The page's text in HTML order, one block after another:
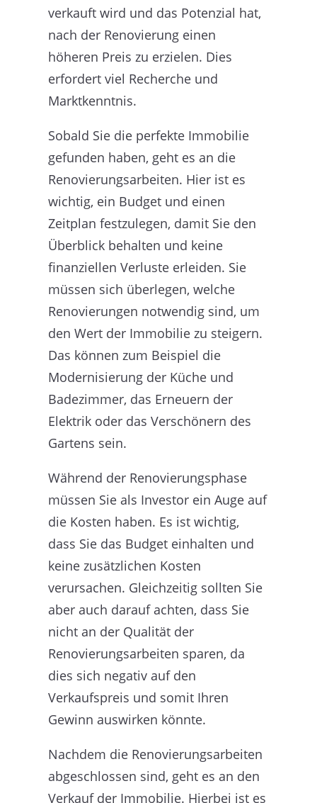
verkauft wird und das Potenzial hat,
nach der Renovierung einen
höheren Preis zu erzielen. Dies
erfordert viel Recherche und
Marktkenntnis.
Sobald Sie die perfekte Immobilie
gefunden haben, geht es an die
Renovierungsarbeiten. Hier ist es
wichtig, ein Budget und einen
Zeitplan festzulegen, damit Sie den
Überblick behalten und keine
finanziellen Verluste erleiden. Sie
müssen sich überlegen, welche
Renovierungen notwendig sind, um
den Wert der Immobilie zu steigern.
Das können zum Beispiel die
Modernisierung der Küche und
Badezimmer, das Erneuern der
Elektrik oder das Verschönern des
Gartens sein.
Während der Renovierungsphase
müssen Sie als Investor ein Auge auf
die Kosten haben. Es ist wichtig,
dass Sie das Budget einhalten und
keine zusätzlichen Kosten
verursachen. Gleichzeitig sollten Sie
aber auch darauf achten, dass Sie
nicht an der Qualität der
Renovierungsarbeiten sparen, da
dies sich negativ auf den
Verkaufspreis und somit Ihren
Gewinn auswirken könnte.
Nachdem die Renovierungsarbeiten
abgeschlossen sind, geht es an den
Verkauf der Immobilie. Hierbei ist es